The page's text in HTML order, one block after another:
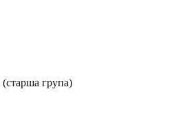
(старша група)